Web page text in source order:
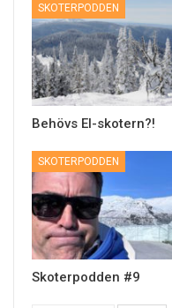
SKOTERPODDEN
Behövs El-skotern?!
SKOTERPODDEN
Skoterpodden #9